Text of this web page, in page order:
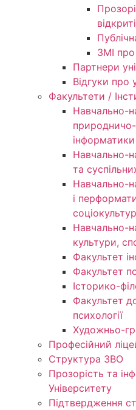
ЗМІ про
Партнери
Відгуки про
Факультети /
Навчально-
Навчально-
та
Навчально-
і
Навчально-
культури,
Факультет
Факультет
Історико-
Факультет
психології
Художньо-
Професійний
Структура ЗВО
Прозорість та
Університету
Підтвердження